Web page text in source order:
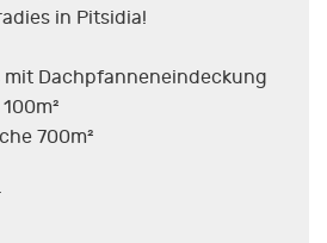
in Pitsidia!
mit Dachpfanneneindeckung
700m²